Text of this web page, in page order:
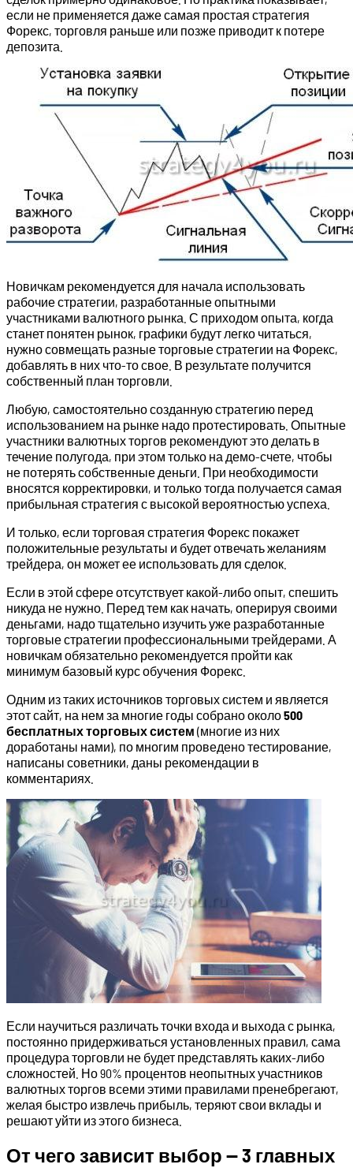
если не применяется даже самая простая стратегия
Форекс, торговля раньше или позже приводит к потере
депозита.
Новичкам рекомендуется для начала использовать
рабочие стратегии, разработанные опытными
участниками валютного рынка. С приходом опыта, когда
станет понятен рынок, графики будут легко читаться,
нужно совмещать разные торговые стратегии на Форекс,
добавлять в них что-то свое. В результате получится
собственный план торговли.
Любую, самостоятельно созданную стратегию перед
использованием на рынке надо протестировать. Опытные
участники валютных торгов рекомендуют это делать в
течение полугода, при этом только на демо-счете, чтобы
не потерять собственные деньги. При необходимости
вносятся корректировки, и только тогда получается самая
прибыльная стратегия с высокой вероятностью успеха.
И только, если торговая стратегия Форекс покажет
положительные результаты и будет отвечать желаниям
трейдера, он может ее использовать для сделок.
Если в этой сфере отсутствует какой-либо опыт, спешить
никуда не нужно. Перед тем как начать, оперируя своими
деньгами, надо тщательно изучить уже разработанные
торговые стратегии профессиональными трейдерами. А
новичкам обязательно рекомендуется пройти как
минимум базовый курс обучения Форекс.
Одним из таких источников торговых систем и является
этот сайт, на нем за многие годы собрано около500
бесплатных торговых систем (многие из них
доработаны нами), по многим проведено тестирование,
написаны советники, даны рекомендации в
комментариях.
Если научиться различать точки входа и выхода с рынка,
постоянно придерживаться установленных правил, сама
процедура торговли не будет представлять каких-либо
сложностей. Но 90% процентов неопытных участников
валютных торгов всеми этими правилами пренебрегают,
желая быстро извлечь прибыль, теряют свои вклады и
решают уйти из этого бизнеса.
От чего зависит выбор — 3 главных